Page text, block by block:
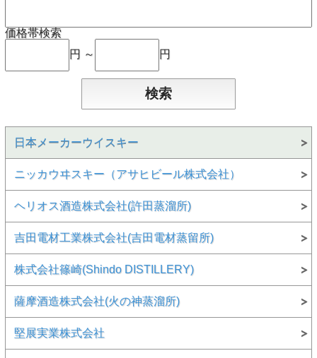
価格帯検索
円 ～
円
日本メーカーウイスキー
ニッカウヰスキー（アサヒビール株式会社）
ヘリオス酒造株式会社(許田蒸溜所)
吉田電材工業株式会社(吉田電材蒸留所)
株式会社篠崎(Shindo DISTILLERY)
薩摩酒造株式会社(火の神蒸溜所)
堅展実業株式会社